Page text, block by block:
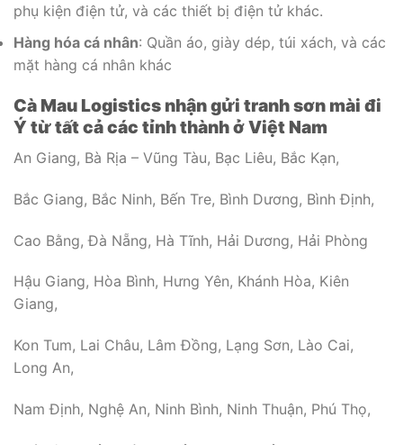
phụ kiện điện tử, và các thiết bị điện tử khác.
Hàng hóa cá nhân: Quần áo, giày dép, túi xách, và các
mặt hàng cá nhân khác
Cà Mau Logistics nhận gửi tranh sơn mài đi
Ý từ tất cả các tỉnh thành ở Việt Nam
An Giang, Bà Rịa – Vũng Tàu, Bạc Liêu, Bắc Kạn,
Bắc Giang, Bắc Ninh, Bến Tre, Bình Dương, Bình Định,
Cao Bằng, Đà Nẵng, Hà Tĩnh, Hải Dương, Hải Phòng
Hậu Giang, Hòa Bình, Hưng Yên, Khánh Hòa, Kiên
Giang,
Kon Tum, Lai Châu, Lâm Đồng, Lạng Sơn, Lào Cai,
Long An,
Nam Định, Nghệ An, Ninh Bình, Ninh Thuận, Phú Thọ,